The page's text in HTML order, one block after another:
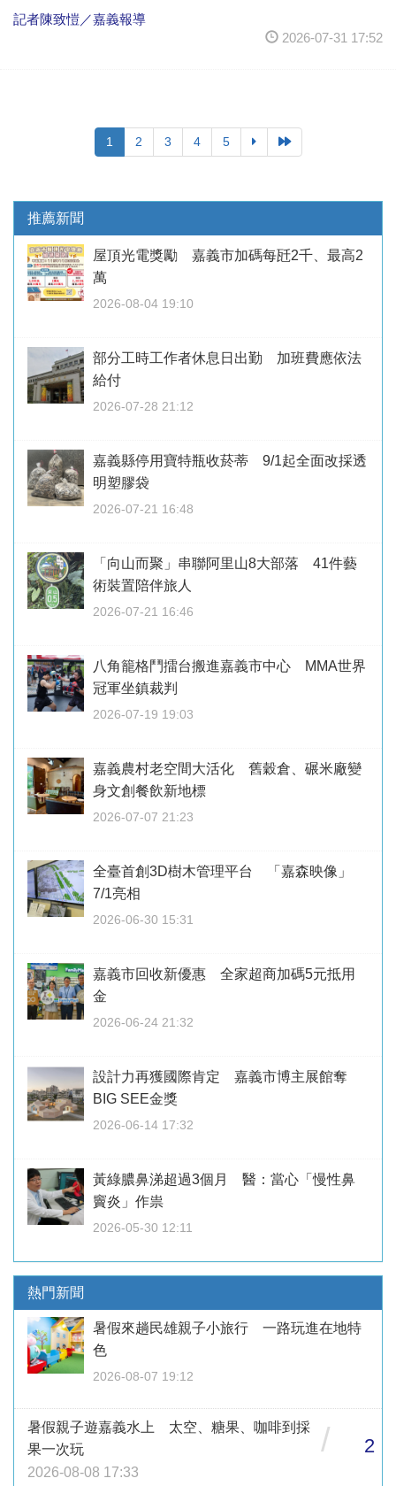
記者陳致愷／嘉義報導
2026-07-31 17:52
1 2 3 4 5
推薦新聞
屋頂光電獎勵 嘉義市加碼每瓩2千、最高2
萬
2026-08-04 19:10
部分工時工作者休息日出勤 加班費應依法
給付
2026-07-28 21:12
嘉義縣停用寶特瓶收菸蒂 9/1起全面改採透
明塑膠袋
2026-07-21 16:48
「向山而聚」串聯阿里山8大部落 41件藝
術裝置陪伴旅人
2026-07-21 16:46
八角籠格鬥擂台搬進嘉義市中心 MMA世界
冠軍坐鎮裁判
2026-07-19 19:03
嘉義農村老空間大活化 舊穀倉、碾米廠變
身文創餐飲新地標
2026-07-07 21:23
全臺首創3D樹木管理平台 「嘉森映像」
7/1亮相
2026-06-30 15:31
嘉義市回收新優惠 全家超商加碼5元抵用
金
2026-06-24 21:32
設計力再獲國際肯定 嘉義市博主展館奪
BIG SEE金獎
2026-06-14 17:32
黃綠膿鼻涕超過3個月 醫：當心「慢性鼻
竇炎」作祟
2026-05-30 12:11
熱門新聞
暑假來趟民雄親子小旅行 一路玩進在地特
色
2026-08-07 19:12
暑假親子遊嘉義水上 太空、糖果、咖啡到採
果一次玩
2026-08-08 17:33
/ 2